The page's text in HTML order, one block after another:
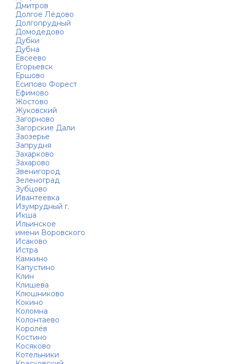
Дмитров
Долгое Лёдово
Долгопрудный
Домодедово
Дубки
Дубна
Евсеево
Егорьевск
Ершово
Есипово Форест
Ефимово
Жостово
Жуковский
Загорново
Загорские Дали
Заозерье
Запрудня
Захарково
Захарово
Звенигород
Зеленоград
Зубцово
Ивантеевка
Изумрудный г.
Икша
Ильинское
имени Воровского
Исаково
Истра
Камкино
Капустино
Клин
Клишева
Клюшниково
Кокино
Коломна
Колонтаево
Королёв
Костино
Косяково
Котельники